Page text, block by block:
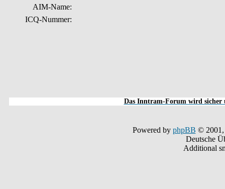
AIM-Name:
ICQ-Nummer:
Das Inntram-Forum wird sicher
Powered by phpBB © 2001,
Deutsche
Additional